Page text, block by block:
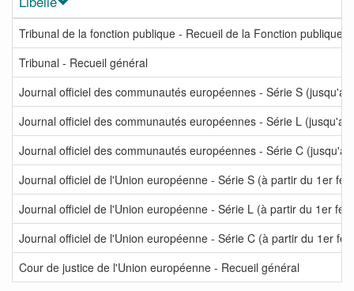
Tribunal de la fonction publique - Recueil de la Fonction publique
Tribunal - Recueil général
Journal officiel des communautés européennes - Série S
Journal officiel des communautés européennes - Série L
Journal officiel des communautés européennes - Série C
Journal officiel de l'Union européenne - Série S (à partir du 1er
Journal officiel de l'Union européenne - Série L (à partir du 1er
Journal officiel de l'Union européenne - Série C (à partir du 1er
Cour de justice de l'Union européenne - Recueil général